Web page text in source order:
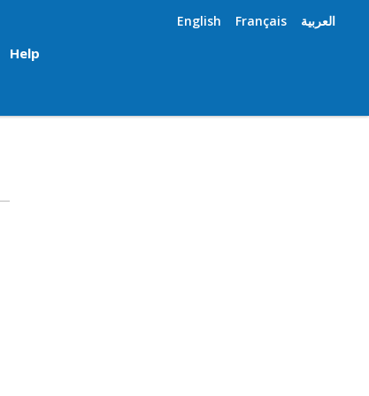
English Français العربية
Help